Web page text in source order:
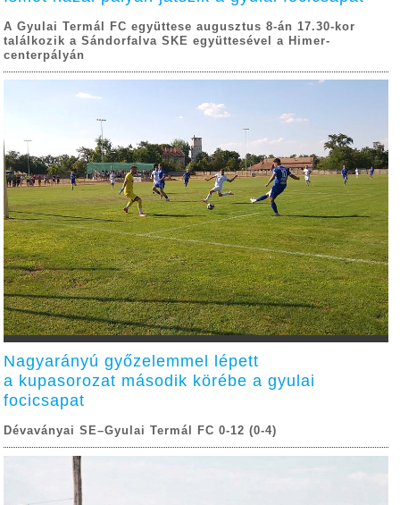
A Gyulai Termál FC együttese augusztus 8-án 17.30-kor
találkozik a Sándorfalva SKE együttesével a Himer-
centerpályán
Nagyarányú győzelemmel lépett
a kupasorozat második körébe a gyulai
focicsapat
Dévaványai SE–Gyulai Termál FC 0-12 (0-4)